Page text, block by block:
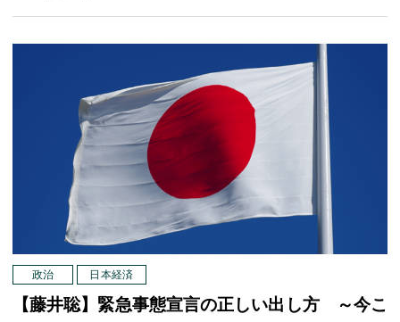
政治 日本経済
【藤井聡】緊急事態宣言の正しい出し方 ～今こ